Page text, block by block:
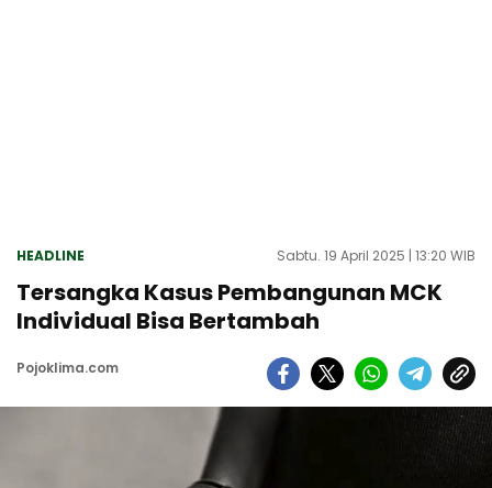
HEADLINE Sabtu. 19 April 2025 | 13:20 WIB
Tersangka Kasus Pembangunan MCK
Individual Bisa Bertambah
Pojoklima.com